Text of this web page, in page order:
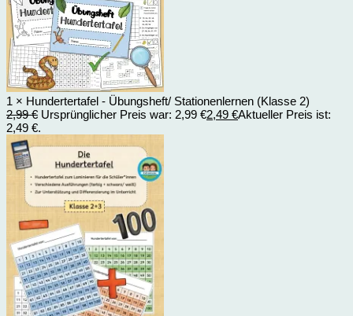
1 × Hundertertafel - Übungsheft/ Stationenlernen (Klasse 2)
2,99€ Ursprünglicher Preis war: 2,99 €2,49 €Aktueller Preis ist:
2,49 €.